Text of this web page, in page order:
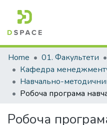
Communities & Collections
All of DSpace
Statistics
Home 01. Факультети
Робоча